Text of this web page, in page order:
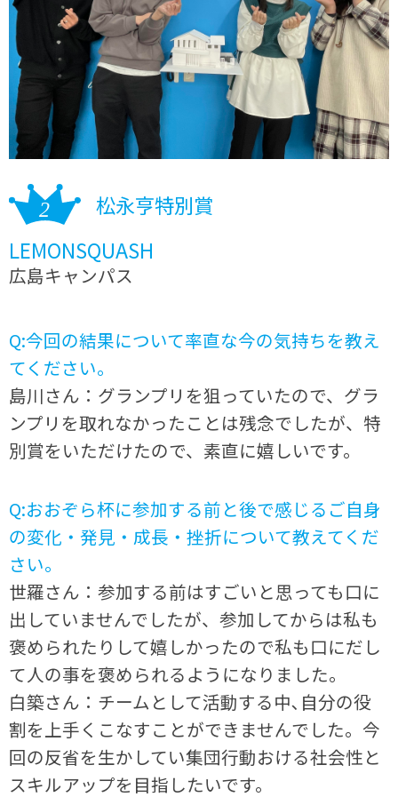
松永亨特別賞
LEMONSQUASH
広島キャンパス
Q:今回の結果について率直な今の気持ちを教え
てください。
島川さん：グランプリを狙っていたので、グラ
ンプリを取れなかったことは残念でしたが、特
別賞をいただけたので、素直に嬉しいです。
Q:おおぞら杯に参加する前と後で感じるご自身
の変化・発見・成長・挫折について教えてくだ
さい。
世羅さん：参加する前はすごいと思っても口に
出していませんでしたが、参加してからは私も
褒められたりして嬉しかったので私も口にだし
て人の事を褒められるようになりました。
白築さん：チームとして活動する中､自分の役
割を上手くこなすことができませんでした。今
回の反省を生かしてい集団行動おける社会性と
スキルアップを目指したいです。